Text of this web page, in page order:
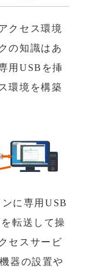
クセス環境
の知識はあ
用USBを挿
環境を構築
に専用USB
転送して操
セスサービ
器の設置や